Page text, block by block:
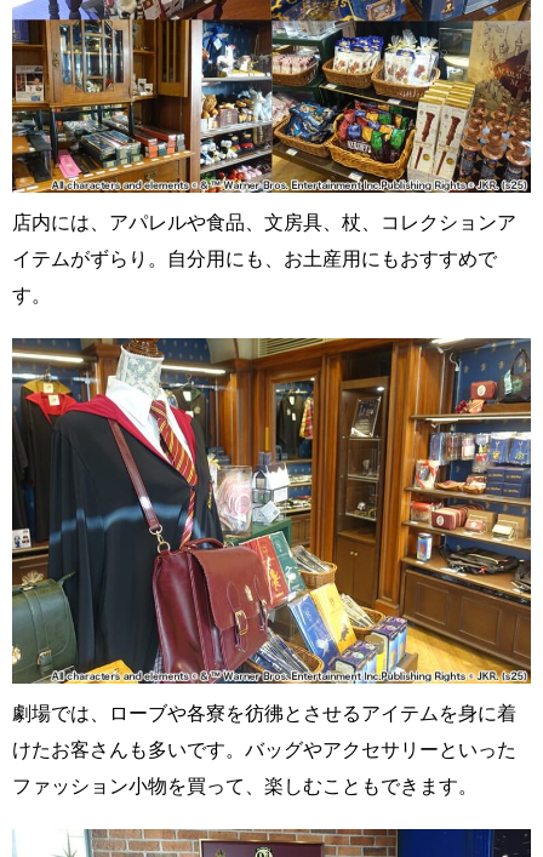
店内には、アパレルや食品、文房具、杖、コレクションア
イテムがずらり。自分用にも、お土産用にもおすすめで
す。
劇場では、ローブや各寮を彷彿とさせるアイテムを身に着
けたお客さんも多いです。バッグやアクセサリーといった
ファッション小物を買って、楽しむこともできます。